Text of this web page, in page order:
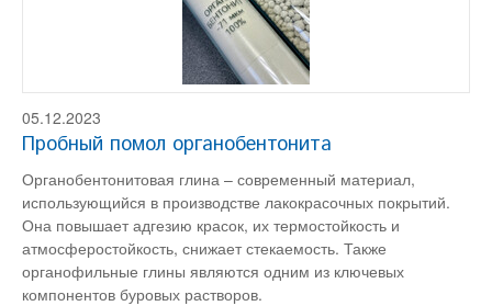
05.12.2023
Пробный помол органобентонита
Органобентонитовая глина – современный материал,
использующийся в производстве лакокрасочных покрытий.
Она повышает адгезию красок, их термостойкость и
атмосферостойкость, снижает стекаемость. Также
органофильные глины являются одним из ключевых
компонентов буровых растворов.